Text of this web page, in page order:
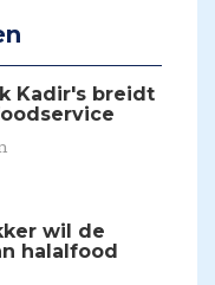
Kadir's breidt
wil de
halalfood